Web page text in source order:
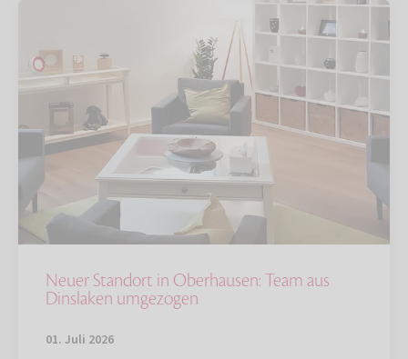
Neuer Standort in Oberhausen: Team aus
Dinslaken umgezogen
01. Juli 2026